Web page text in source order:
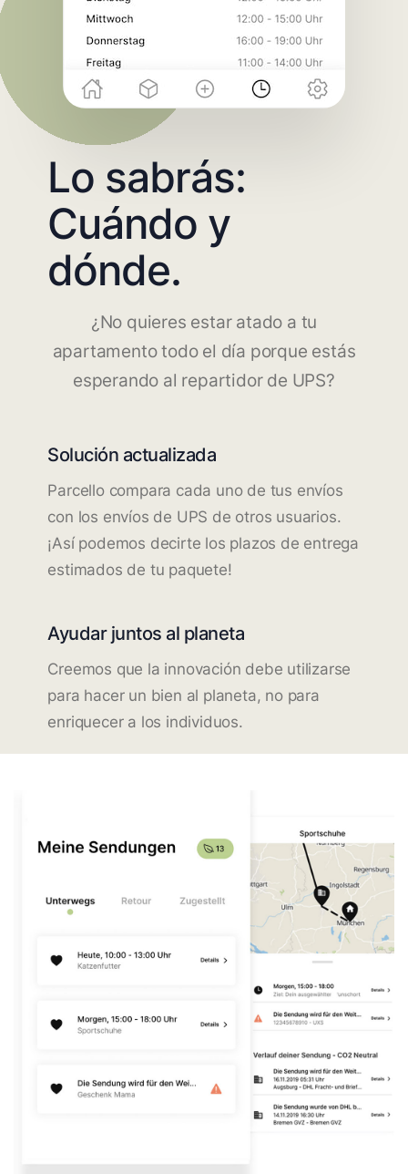
Lo sabrás:
Cuándo y
dónde.
¿No quieres estar atado a tu
apartamento todo el día porque estás
esperando al repartidor de UPS?
Solución actualizada
Parcello compara cada uno de tus envíos
con los envíos de UPS de otros usuarios.
¡Así podemos decirte los plazos de entrega
estimados de tu paquete!
Ayudar juntos al planeta
Creemos que la innovación debe utilizarse
para hacer un bien al planeta, no para
enriquecer a los individuos.